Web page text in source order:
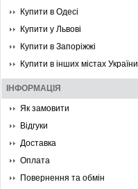
Купити в Одесі
Купити у Львові
Купити в Запоріжжі
Купити в інших містах України
ІНФОРМАЦІЯ
Як замовити
Відгуки
Доставка
Оплата
Повернення та обмін